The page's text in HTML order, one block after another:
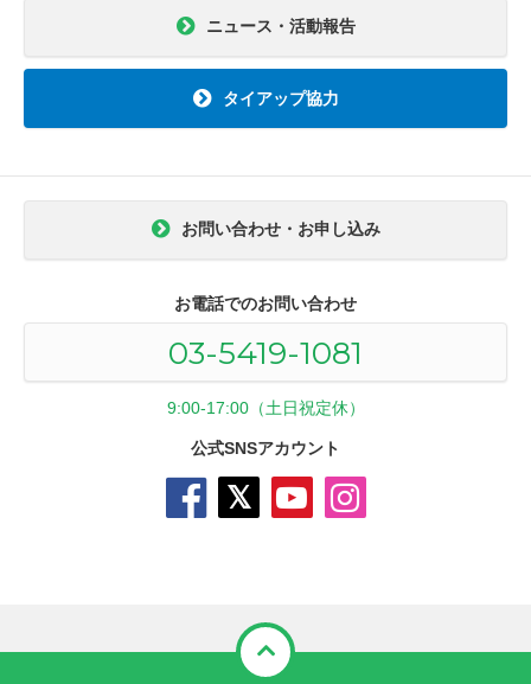
ニュース・活動報告
タイアップ協力
お問い合わせ・お申し込み
お電話でのお問い合わせ
03-5419-1081
9:00-17:00（土日祝定休）
公式SNSアカウント